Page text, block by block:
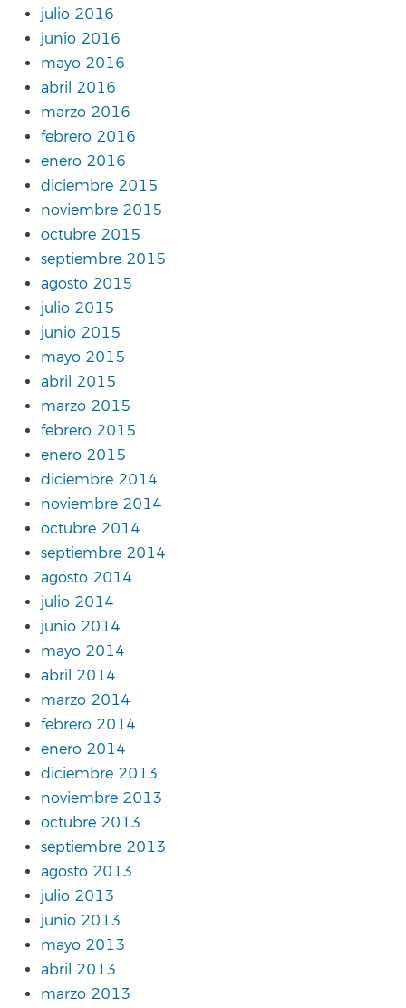
julio 2016
junio 2016
mayo 2016
abril 2016
marzo 2016
febrero 2016
enero 2016
diciembre 2015
noviembre 2015
octubre 2015
septiembre 2015
agosto 2015
julio 2015
junio 2015
mayo 2015
abril 2015
marzo 2015
febrero 2015
enero 2015
diciembre 2014
noviembre 2014
octubre 2014
septiembre 2014
agosto 2014
julio 2014
junio 2014
mayo 2014
abril 2014
marzo 2014
febrero 2014
enero 2014
diciembre 2013
noviembre 2013
octubre 2013
septiembre 2013
agosto 2013
julio 2013
junio 2013
mayo 2013
abril 2013
marzo 2013